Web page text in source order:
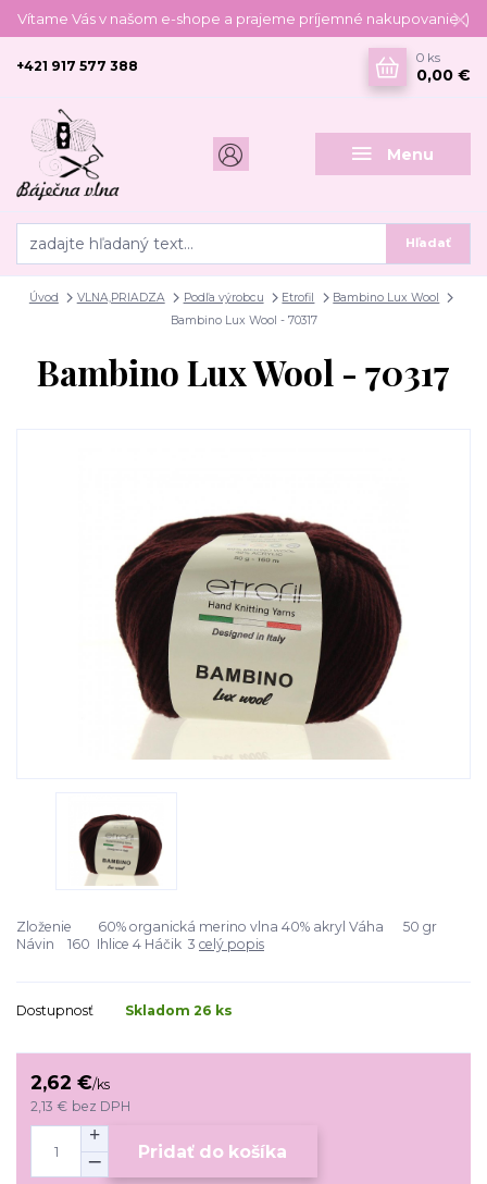
Vítame Vás v našom e-shope a prajeme príjemné nakupovanie :)
Menu
Hľadať
+421 917 577 388
0 ks
0,00 €
Úvod VLNA,PRIADZA Podľa výrobcu Etrofil
Bambino Lux Wool
Bambino Lux Wool - 70317
Bambino Lux Wool - 70317
Zloženie 60% organická merino vlna 40% akryl Váha 50 gr
Návin 160 Ihlice 4 Háčik 3 celý popis
Dostupnosť Skladom 26 ks
2,62 €/ks
2,13 € bez DPH
Pridať do košíka